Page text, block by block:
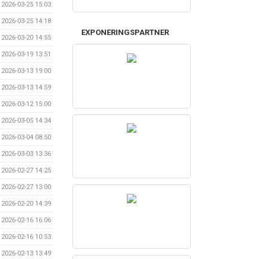
2026-03-25 15:03
2026-03-25 14:18
2026-03-20 14:55
2026-03-19 13:51
2026-03-13 19:00
2026-03-13 14:59
2026-03-12 15:00
2026-03-05 14:34
2026-03-04 08:50
2026-03-03 13:36
2026-02-27 14:25
2026-02-27 13:00
2026-02-20 14:39
2026-02-16 16:06
2026-02-16 10:53
2026-02-13 13:49
EXPONERINGSPARTNER